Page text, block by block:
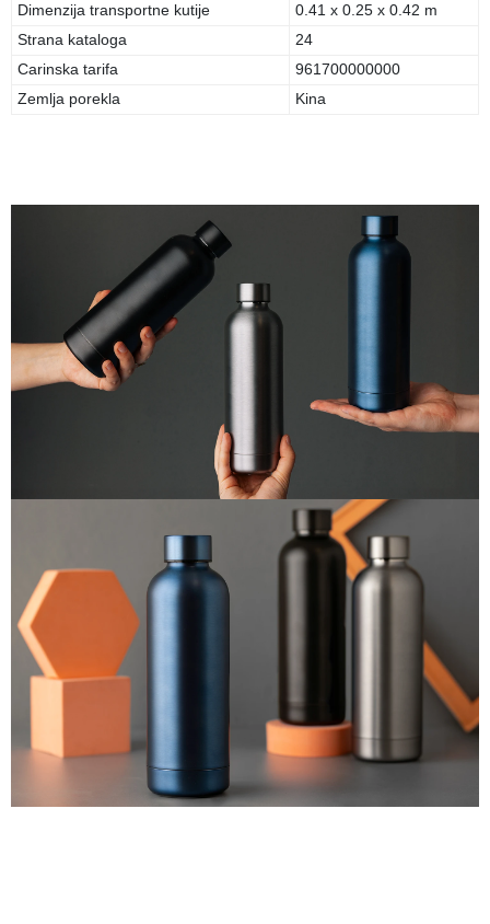
Dimenzija transportne kutije
0.41 x 0.25 x 0.42 m
Strana kataloga
24
Carinska tarifa
961700000000
Zemlja porekla
Kina